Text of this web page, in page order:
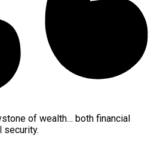
of wealth… both financial
security.